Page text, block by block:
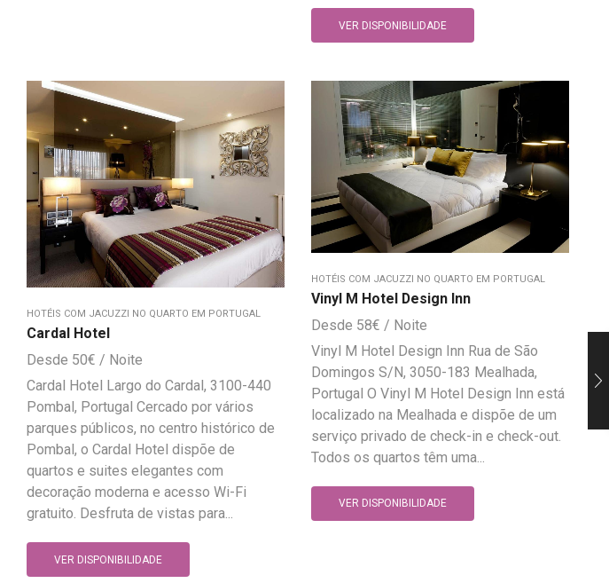
VER DISPONIBILIDADE
HOTÉIS COM JACUZZI NO QUARTO EM PORTUGAL
Cardal Hotel
50€
Cardal Hotel Largo do Cardal, 3100-440
Pombal, Portugal Cercado por vários
parques públicos, no centro histórico de
Pombal, o Cardal Hotel dispõe de
quartos e suites elegantes com
decoração moderna e acesso Wi-Fi
gratuito. Desfruta de vistas para...
VER DISPONIBILIDADE
HOTÉIS COM JACUZZI NO QUARTO EM PORTUGAL
Vinyl M Hotel Design Inn
58€
Vinyl M Hotel Design Inn Rua de São
Domingos S/N, 3050-183 Mealhada,
Portugal O Vinyl M Hotel Design Inn está
localizado na Mealhada e dispõe de um
serviço privado de check-in e check-out.
Todos os quartos têm uma...
VER DISPONIBILIDADE